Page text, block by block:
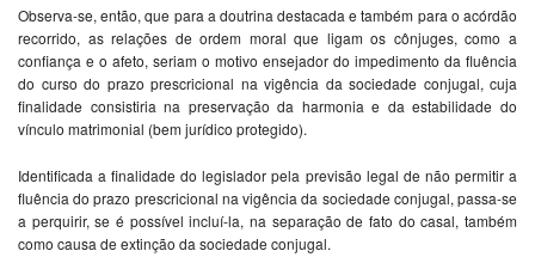
Observa-se, então, que para a doutrina destacada e também para o acórdão
recorrido, as relações de ordem moral que ligam os cônjuges, como a
confiança e o afeto, seriam o motivo ensejador do impedimento da fluência
do curso do prazo prescricional na vigência da sociedade conjugal, cuja
finalidade consistiria na preservação da harmonia e da estabilidade do
vínculo matrimonial (bem jurídico protegido).
Identificada a finalidade do legislador pela previsão legal de não permitir a
fluência do prazo prescricional na vigência da sociedade conjugal, passa-se
a perquirir, se é possível incluí-la, na separação de fato do casal, também
como causa de extinção da sociedade conjugal.